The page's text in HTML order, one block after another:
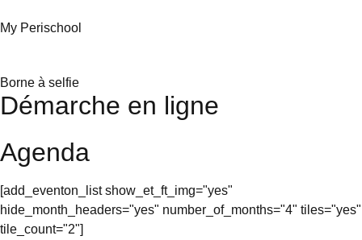
My Perischool
Borne à selfie
Démarche en ligne
Agenda
[add_eventon_list show_et_ft_img="yes"
hide_month_headers="yes" number_of_months="4" tiles="yes"
tile_count="2"]